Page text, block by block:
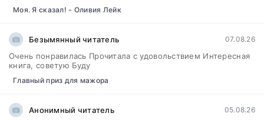
Моя. Я сказал! - Оливия Лейк
Безымянный читатель 07.08.26
Очень понравилась Прочитала с удовольствием Интересная
книга, советую Буду
Главный приз для мажора
Анонимный читатель 05.08.26